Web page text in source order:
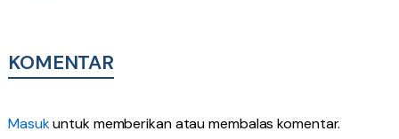
KOMENTAR
Masukuntuk memberikan atau membalas komentar.